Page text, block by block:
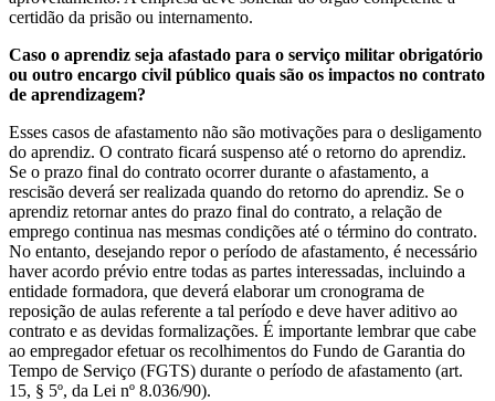
certidão da prisão ou internamento.
Caso o aprendiz seja afastado para o serviço militar obrigatório
ou outro encargo civil público quais são os impactos no contrato
de aprendizagem?
Esses casos de afastamento não são motivações para o desligamento
do aprendiz. O contrato ficará suspenso até o retorno do aprendiz.
Se o prazo final do contrato ocorrer durante o afastamento, a
rescisão deverá ser realizada quando do retorno do aprendiz. Se o
aprendiz retornar antes do prazo final do contrato, a relação de
emprego continua nas mesmas condições até o término do contrato.
No entanto, desejando repor o período de afastamento, é necessário
haver acordo prévio entre todas as partes interessadas, incluindo a
entidade formadora, que deverá elaborar um cronograma de
reposição de aulas referente a tal período e deve haver aditivo ao
contrato e as devidas formalizações. É importante lembrar que cabe
ao empregador efetuar os recolhimentos do Fundo de Garantia do
Tempo de Serviço (FGTS) durante o período de afastamento (art.
15, § 5º, da Lei nº 8.036/90).